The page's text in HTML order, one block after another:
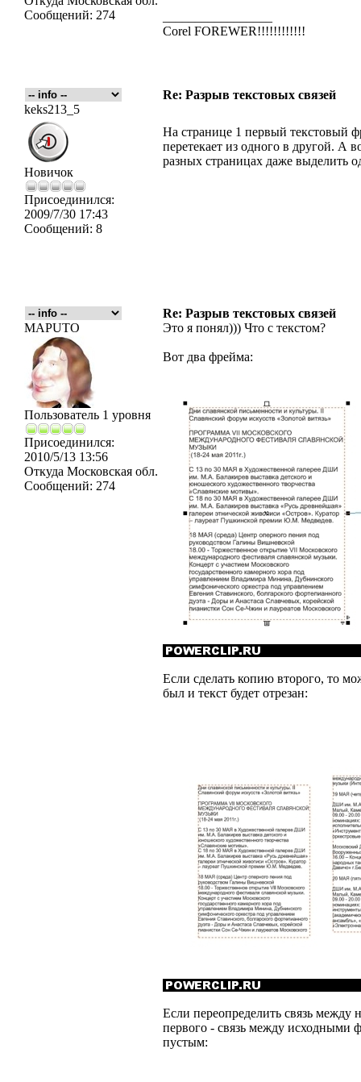
Сообщений: 274
Corel FOREWER!!!!!!!!!!!!
Re: Разрыв текстовых связей
keks213_5
Новичок
Присоединился:
2009/7/30 17:43
Сообщений: 8
На странице 1 первый текстовый
перетекает из одного в другой. А
разных страницах даже выделить
Re: Разрыв текстовых связей
MAPUTO
Пользователь 1 уровня
Присоединился:
2010/5/13 13:56
Откуда Московская обл.
Сообщений: 274
Это я понял))) Что с текстом?
Вот два фрейма:
Если сделать копию второго, то
был и текст будет отрезан:
Если переопределить связь
первого - связь между исходными
пустым: